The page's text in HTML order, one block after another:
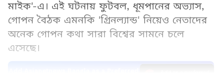
মাইক'-এ। এই ঘটনায় ফুটবল, ধূমপানের অভ্যাস,
গোপন বৈঠক এমনকি 'গ্রিনল্যান্ড' নিয়েও নেতাদের
অনেক গোপন কথা সারা বিশ্বের সামনে চলে
এসেছে।